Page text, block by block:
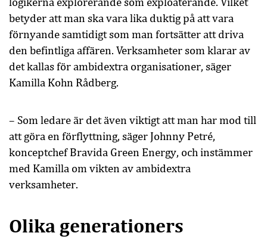
betyder att man ska vara lika duktig på att vara
förnyande samtidigt som man fortsätter att driva
den befintliga affären. Verksamheter som klarar av
det kallas för ambidextra organisationer, säger
Kamilla Kohn Rådberg.
– Som ledare är det även viktigt att man har mod till
att göra en förflyttning, säger Johnny Petré,
konceptchef Bravida Green Energy, och instämmer
med Kamilla om vikten av ambidextra
verksamheter.
Olika generationers